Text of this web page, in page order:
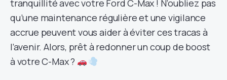
tranquillité avec votre Ford C-Max ! N’oubliez pas
qu’une maintenance régulière et une vigilance
accrue peuvent vous aider à éviter ces tracas à
l’avenir. Alors, prêt à redonner un coup de boost
à votre C-Max ?